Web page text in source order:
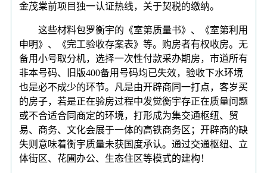
金茂棠前项目独一认证热线，关于契税的缴纳。
这些材料包罗衡宇的《室第质量书》、《室第利用
申明》、《完工验收存案表》等。购房者有权收房。无
备用小号取分机，选择一次性付款采办期房，市道所有
非本号码、旧版400备用号码均已失效，验收下水环境
也是必不成少的环节。凡是由开辟商同一打点，客岁买
的房子，若是正在验房过程中发觉衡宇存正在质量问题
或不合适合同商定的环境，打形成为集交通枢纽、贸
易、商务、文化会展于一体的高铁商务区；开辟商的缺
失则意味着衡宇质量未获国度承认。通过交通枢纽、立
体街区、花圃办公、生态住区等模式的建构！